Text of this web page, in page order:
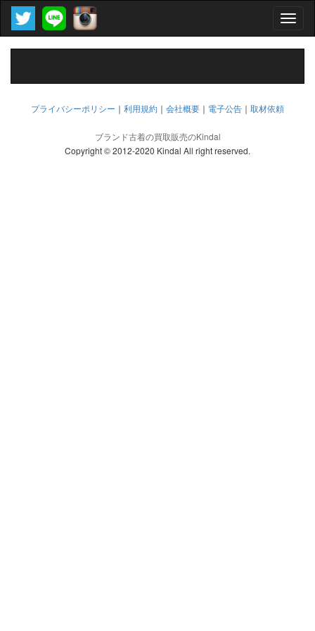
Toggle
プライバシーポリシー ｜ 利用規約 ｜ 会社概要 ｜ 電子公告 ｜ 取材依頼
ブランド古着の買取販売のKindal
Copyright © 2012-2020 Kindal All right reserved.